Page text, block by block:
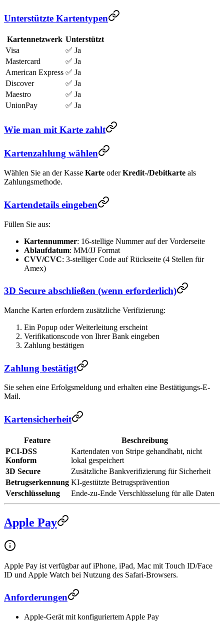
Unterstützte Kartentypen
Kartennetzwerk Unterstützt
Visa
✅ Ja
Mastercard
✅ Ja
American Express ✅ Ja
Discover
✅ Ja
Maestro
✅ Ja
UnionPay
✅ Ja
Wie man mit Karte zahlt
Kartenzahlung wählen
Wählen Sie an der Kasse Karte oderKredit-/Debitkarte als
Zahlungsmethode.
Kartendetails eingeben
Füllen Sie aus:
Kartennummer: 16-stellige Nummer auf der Vorderseite
Ablaufdatum: MM/JJ Format
CVV/CVC: 3-stelliger Code auf Rückseite (4 Stellen für
Amex)
3D Secure abschließen (wenn erforderlich)
Manche Karten erfordern zusätzliche Verifizierung:
Ein Popup oder Weiterleitung erscheint
Verifikationscode von Ihrer Bank eingeben
Zahlung bestätigen
Zahlung bestätigt
Sie sehen eine Erfolgsmeldung und erhalten eine Bestätigungs-E-
Mail.
Kartensicherheit
Feature
Beschreibung
PCI-DSS
Konform
Kartendaten von Stripe gehandhabt, nicht
lokal gespeichert
3D Secure
Zusätzliche Bankverifizierung für Sicherheit
Betrugserkennung KI-gestützte Betrugsprävention
Verschlüsselung
Ende-zu-Ende Verschlüsselung für alle Daten
Apple Pay
Apple Pay ist verfügbar auf iPhone, iPad, Mac mit Touch ID/Face
ID und Apple Watch bei Nutzung des Safari-Browsers.
Anforderungen
Apple-Gerät mit konfiguriertem Apple Pay